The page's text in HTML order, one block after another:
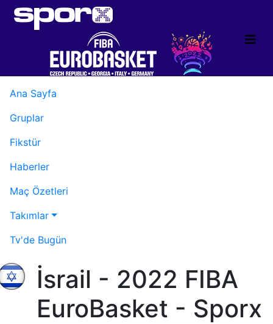
Ana Sayfa
Gruplar
Fikstür
Haberler
Maç Özetleri
Takımlar
Tv'de Bugün
İsrail - 2022 FIBA
EuroBasket - Sporx